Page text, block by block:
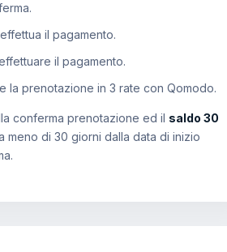
il pagamento.
il pagamento.
la prenotazione in 3 rate con Qomodo.
conferma prenotazione ed il saldo 30
meno di 30 giorni dalla data di inizio